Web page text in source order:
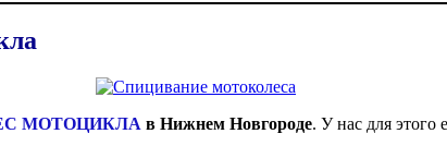
МОТОЦИКЛА в Нижнем Новгороде. У нас для этого